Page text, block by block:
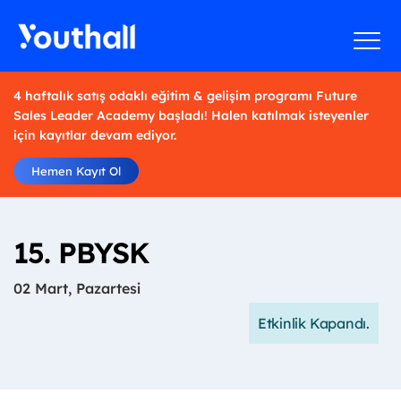
4 haftalık satış odaklı eğitim & gelişim programı Future
Sales Leader Academy başladı! Halen katılmak isteyenler
için kayıtlar devam ediyor.
Hemen Kayıt Ol
15. PBYSK
02 Mart, Pazartesi
Etkinlik Kapandı.